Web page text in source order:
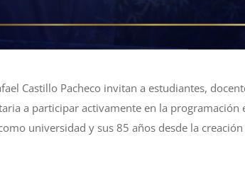
Castillo Pacheco invitan a estudiantes,
a participar activamente en la programación
universidad y sus 85 años desde la